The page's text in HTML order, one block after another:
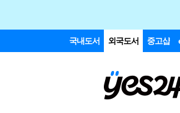
국내도서 외국도서 중고샵